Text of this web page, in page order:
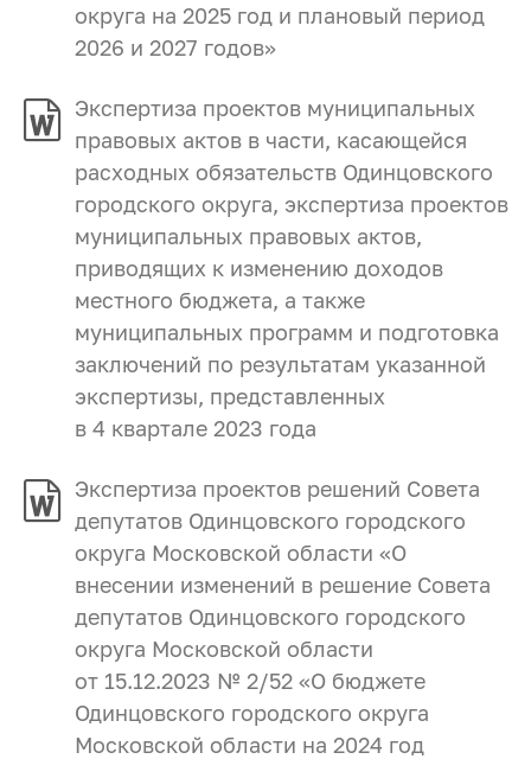
округа на 2025 год и плановый период
2026 и 2027 годов»
Экспертиза проектов муниципальных
правовых актов в части, касающейся
расходных обязательств Одинцовского
городского округа, экспертиза проектов
муниципальных правовых актов,
приводящих к изменению доходов
местного бюджета, а также
муниципальных программ и подготовка
заключений по результатам указанной
экспертизы, представленных
в 4 квартале 2023 года
Экспертиза проектов решений Совета
депутатов Одинцовского городского
округа Московской области «О
внесении изменений в решение Совета
депутатов Одинцовского городского
округа Московской области
от 15.12.2023 № 2/52 «О бюджете
Одинцовского городского округа
Московской области на 2024 год